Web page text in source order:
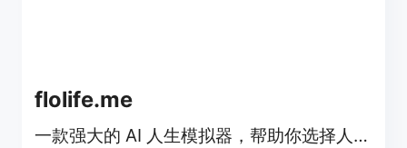
flolife.me
一款强大的 AI 人生模拟器，帮助你选择人生道路。